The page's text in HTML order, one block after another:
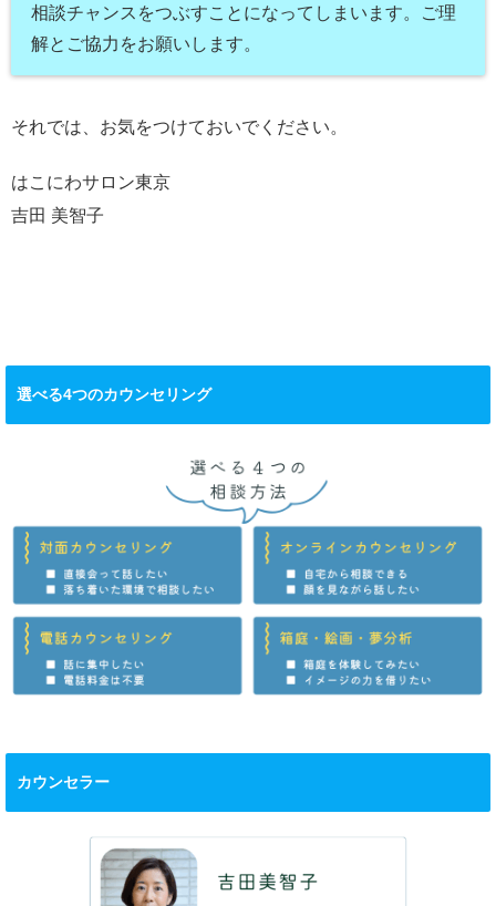
相談チャンスをつぶすことになってしまいます。ご理
解とご協力をお願いします。
それでは、お気をつけておいでください。
はこにわサロン東京
吉田 美智子
選べる4つのカウンセリング
カウンセラー